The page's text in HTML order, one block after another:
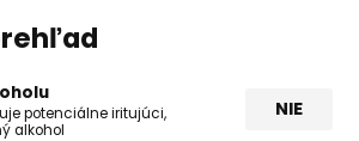
potenciálne iritujúci,
alkohol
NIE